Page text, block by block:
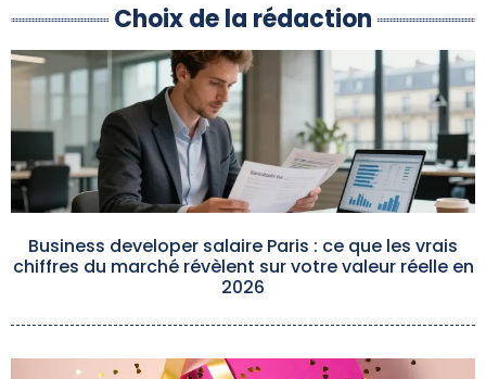
Choix de la rédaction
Business developer salaire Paris : ce que les vrais
chiffres du marché révèlent sur votre valeur réelle en
2026